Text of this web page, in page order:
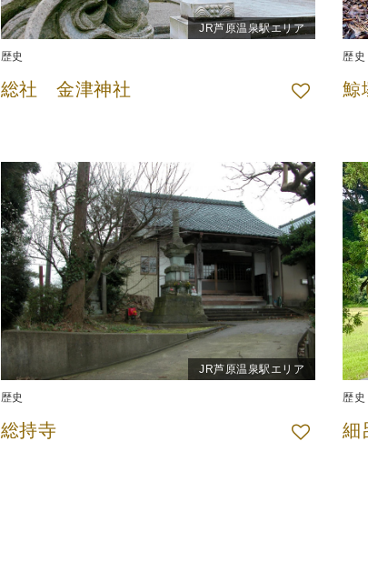
JR芦原温泉駅エリア
歴史
総社 金津神社
歴史
鯨
JR芦原温泉駅エリア
歴史
総持寺
歴史
細